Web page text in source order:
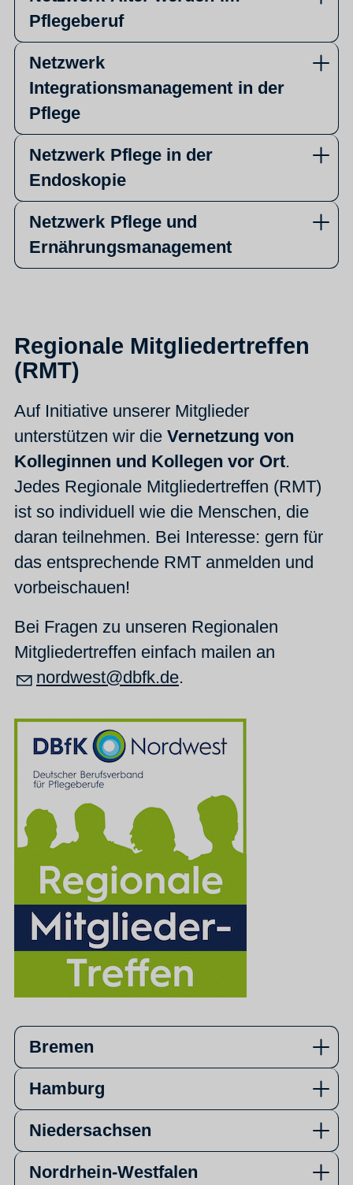
Pflegeberuf
Netzwerk
Integrationsmanagement in der
Pflege
Netzwerk Pflege in der
Endoskopie
Netzwerk Pflege und
Ernährungsmanagement
Regionale Mitgliedertreffen
(RMT)
Auf Initiative unserer Mitglieder
unterstützen wir die Vernetzung von
Kolleginnen und Kollegen vor Ort.
Jedes Regionale Mitgliedertreffen (RMT)
ist so individuell wie die Menschen, die
daran teilnehmen. Bei Interesse: gern für
das entsprechende RMT anmelden und
vorbeischauen!
Bei Fragen zu unseren Regionalen
Mitgliedertreffen einfach mailen an
n rdw st dbfk d .
Bremen
Hamburg
Niedersachsen
Nordrhein-Westfalen